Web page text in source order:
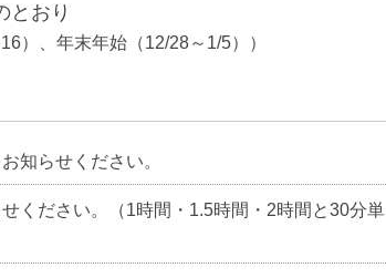
とおり
末年始（12/28～1/5））
知らせください。
ください。（1時間・1.5時間・2時間と30分単